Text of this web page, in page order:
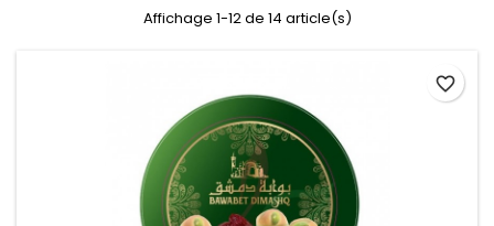
Affichage 1-12 de 14 article(s)
favorite_border